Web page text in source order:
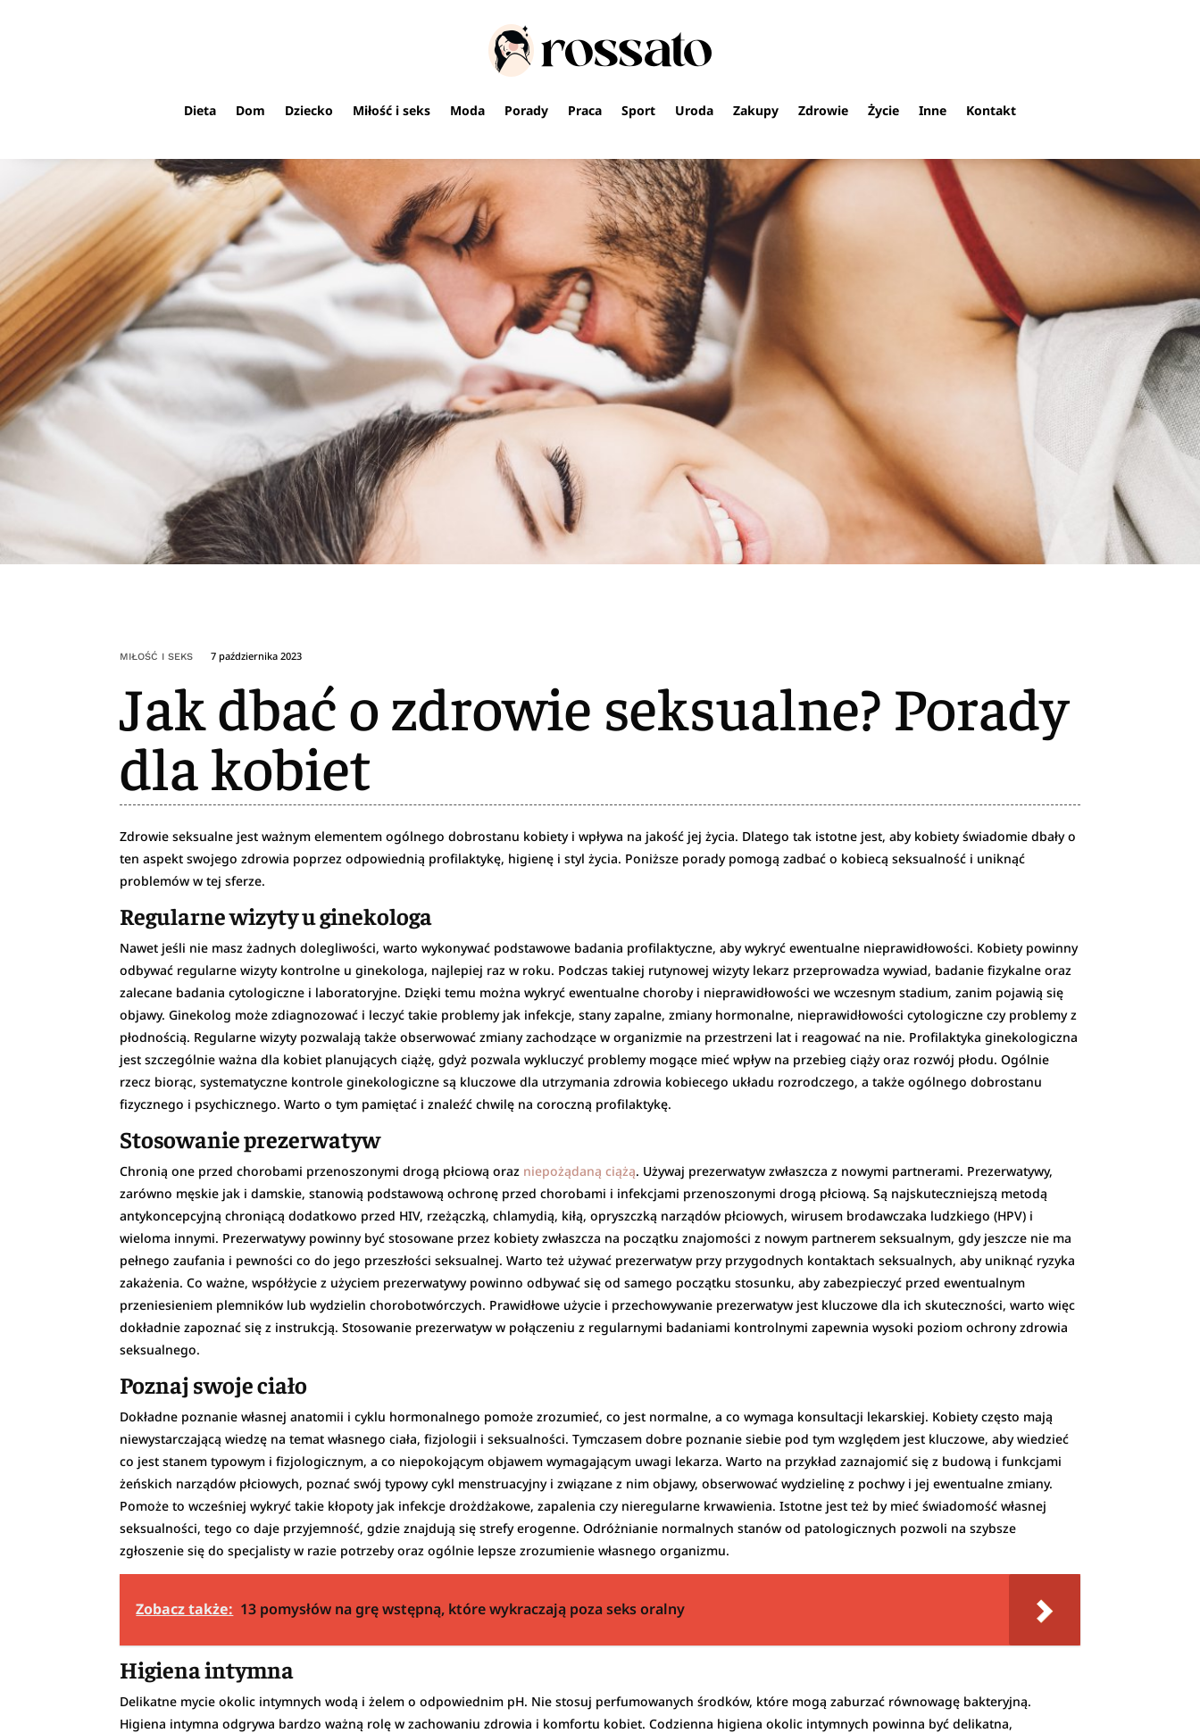
Dieta Dom Dziecko Miłość i seks Moda Porady Praca Sport Uroda Zakupy Zdrowie Życie Inne Kontakt
MIŁOŚĆ I SEKS 7 października 2023
Jak dbać o zdrowie seksualne? Porady
dla kobiet
Zdrowie seksualne jest ważnym elementem ogólnego dobrostanu kobiety i wpływa na jakość jej życia. Dlatego tak istotne jest, aby kobiety świadomie dbały o
ten aspekt swojego zdrowia poprzez odpowiednią profilaktykę, higienę i styl życia. Poniższe porady pomogą zadbać o kobiecą seksualność i uniknąć
problemów w tej sferze.
Regularne wizyty u ginekologa
Nawet jeśli nie masz żadnych dolegliwości, warto wykonywać podstawowe badania profilaktyczne, aby wykryć ewentualne nieprawidłowości. Kobiety powinny
odbywać regularne wizyty kontrolne u ginekologa, najlepiej raz w roku. Podczas takiej rutynowej wizyty lekarz przeprowadza wywiad, badanie fizykalne oraz
zalecane badania cytologiczne i laboratoryjne. Dzięki temu można wykryć ewentualne choroby i nieprawidłowości we wczesnym stadium, zanim pojawią się
objawy. Ginekolog może zdiagnozować i leczyć takie problemy jak infekcje, stany zapalne, zmiany hormonalne, nieprawidłowości cytologiczne czy problemy z
płodnością. Regularne wizyty pozwalają także obserwować zmiany zachodzące w organizmie na przestrzeni lat i reagować na nie. Profilaktyka ginekologiczna
jest szczególnie ważna dla kobiet planujących ciążę, gdyż pozwala wykluczyć problemy mogące mieć wpływ na przebieg ciąży oraz rozwój płodu. Ogólnie
rzecz biorąc, systematyczne kontrole ginekologiczne są kluczowe dla utrzymania zdrowia kobiecego układu rozrodczego, a także ogólnego dobrostanu
fizycznego i psychicznego. Warto o tym pamiętać i znaleźć chwilę na coroczną profilaktykę.
Stosowanie prezerwatyw
Chronią one przed chorobami przenoszonymi drogą płciową oraz niepożądaną ciążą. Używaj prezerwatyw zwłaszcza z nowymi partnerami. Prezerwatywy,
zarówno męskie jak i damskie, stanowią podstawową ochronę przed chorobami i infekcjami przenoszonymi drogą płciową. Są najskuteczniejszą metodą
antykoncepcyjną chroniącą dodatkowo przed HIV, rzeżączką, chlamydią, kiłą, opryszczką narządów płciowych, wirusem brodawczaka ludzkiego (HPV) i
wieloma innymi. Prezerwatywy powinny być stosowane przez kobiety zwłaszcza na początku znajomości z nowym partnerem seksualnym, gdy jeszcze nie ma
pełnego zaufania i pewności co do jego przeszłości seksualnej. Warto też używać prezerwatyw przy przygodnych kontaktach seksualnych, aby uniknąć ryzyka
zakażenia. Co ważne, współżycie z użyciem prezerwatywy powinno odbywać się od samego początku stosunku, aby zabezpieczyć przed ewentualnym
przeniesieniem plemników lub wydzielin chorobotwórczych. Prawidłowe użycie i przechowywanie prezerwatyw jest kluczowe dla ich skuteczności, warto więc
dokładnie zapoznać się z instrukcją. Stosowanie prezerwatyw w połączeniu z regularnymi badaniami kontrolnymi zapewnia wysoki poziom ochrony zdrowia
seksualnego.
Poznaj swoje ciało
Dokładne poznanie własnej anatomii i cyklu hormonalnego pomoże zrozumieć, co jest normalne, a co wymaga konsultacji lekarskiej. Kobiety często mają
niewystarczającą wiedzę na temat własnego ciała, fizjologii i seksualności. Tymczasem dobre poznanie siebie pod tym względem jest kluczowe, aby wiedzieć
co jest stanem typowym i fizjologicznym, a co niepokojącym objawem wymagającym uwagi lekarza. Warto na przykład zaznajomić się z budową i funkcjami
żeńskich narządów płciowych, poznać swój typowy cykl menstruacyjny i związane z nim objawy, obserwować wydzielinę z pochwy i jej ewentualne zmiany.
Pomoże to wcześniej wykryć takie kłopoty jak infekcje drożdżakowe, zapalenia czy nieregularne krwawienia. Istotne jest też by mieć świadomość własnej
seksualności, tego co daje przyjemność, gdzie znajdują się strefy erogenne. Odróżnianie normalnych stanów od patologicznych pozwoli na szybsze
zgłoszenie się do specjalisty w razie potrzeby oraz ogólnie lepsze zrozumienie własnego organizmu.
Zobacz także: 13 pomysłów na grę wstępną, które wykraczają poza seks oralny
Higiena intymna
Delikatne mycie okolic intymnych wodą i żelem o odpowiednim pH. Nie stosuj perfumowanych środków, które mogą zaburzać równowagę bakteryjną.
Higiena intymna odgrywa bardzo ważną rolę w zachowaniu zdrowia i komfortu kobiet. Codzienna higiena okolic intymnych powinna być delikatna,